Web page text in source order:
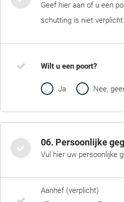
Geef hier aan of u een
schutting is niet verplicht.
Wilt u een poort?
Ja Nee,
06. Persoonlijke
Vul hier uw persoonlijke
Aanhef (verplicht)